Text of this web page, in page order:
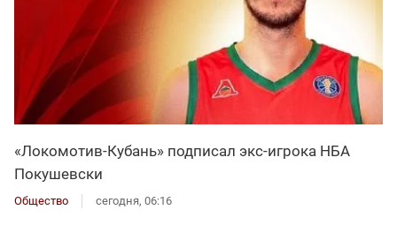
«Локомотив-Кубань» подписал экс-игрока НБА
Покушевски
Общество сегодня, 06:16